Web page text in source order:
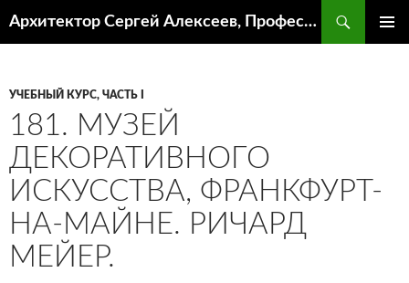
Архитектор Сергей Алексеев, Профессор кафедры ИА и АР ААИ ЮФУ
УЧЕБНЫЙ КУРС, ЧАСТЬ I
181. МУЗЕЙ
ДЕКОРАТИВНОГО
ИСКУССТВА, ФРАНКФУРТ-
НА-МАЙНЕ. РИЧАРД
МЕЙЕР.